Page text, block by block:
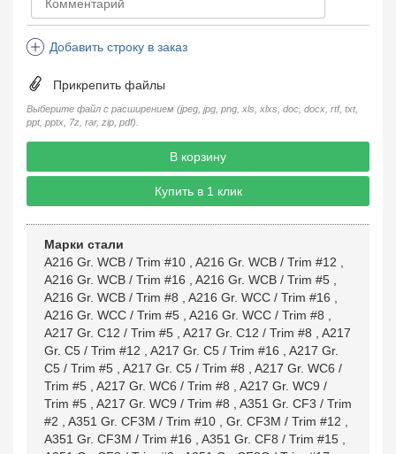
Компенсатор
Пламегаситель
Добавить строку в заказ
Прикрепить файлы
Выберите файл с расширением (jpeg, jpg, png, xls, xlxs, doc, docx, rtf, txt,
ppt, pptx, 7z, rar, zip, pdf).
В корзину
Купить в 1 клик
Марки стали
A216 Gr. WCB / Trim #10
A216 Gr. WCB / Trim #12
A216 Gr. WCB / Trim #16
A216 Gr. WCB / Trim #5
A216 Gr. WCB / Trim #8
A216 Gr. WCC / Trim #16
A216 Gr. WCC / Trim #5
A216 Gr. WCC / Trim #8
A217 Gr. C12 / Trim #5
A217 Gr. C12 / Trim #8
A217
Gr. C5 / Trim #12
A217 Gr. C5 / Trim #16
A217 Gr.
C5 / Trim #5
A217 Gr. C5 / Trim #8
A217 Gr. WC6 /
Trim #5
A217 Gr. WC6 / Trim #8
A217 Gr. WC9 /
Trim #5
A217 Gr. WC9 / Trim #8
A351 Gr. CF3 / Trim
#2
A351 Gr. CF3M / Trim #10 Gr. CF3M / Trim #12
A351 Gr. CF3M / Trim #16
A351 Gr. CF8 / Trim #15